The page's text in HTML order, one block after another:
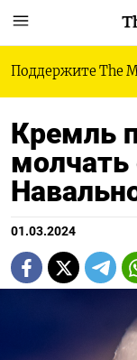
Поддержите The
Кремль
молчать
01.03.2024